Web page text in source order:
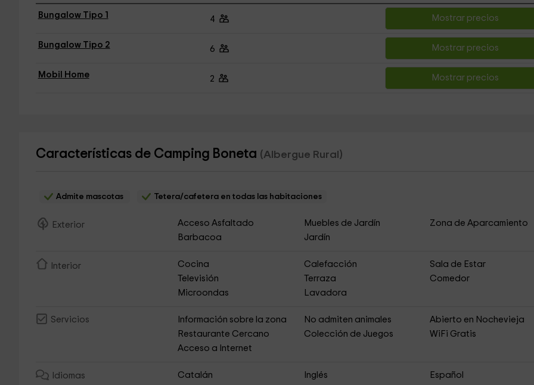
Bungalow Tipo 1 4 Mostrar precios
Bungalow Tipo 2 6 Mostrar precios
Mobil Home 2 Mostrar precios
Características de Camping Boneta (Albergue Rural)
Admite mascotas Tetera/cafetera en todas las habitaciones
Exterior Acceso Asfaltado Muebles de Jardín
Zona de Aparcamiento
Barbacoa
Jardín
Interior Cocina Calefacción
Sala de Estar
Televisión
Terraza
Comedor
Microondas
Lavadora
Servicios Información sobre la zona No admiten animales
Abierto en Nochevieja
Restaurante Cercano
Colección de Juegos
WiFi Gratis
Acceso a Internet
Idiomas Catalán Inglés Español